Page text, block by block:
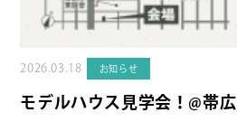
2026.03.18 お知らせ
モデルハウス見学会！@帯広